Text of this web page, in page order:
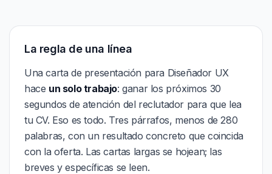
La regla de una línea
Una carta de presentación para Diseñador UX
hace un solo trabajo: ganar los próximos 30
segundos de atención del reclutador para que lea
tu CV. Eso es todo. Tres párrafos, menos de 280
palabras, con un resultado concreto que coincida
con la oferta. Las cartas largas se hojean; las
breves y específicas se leen.